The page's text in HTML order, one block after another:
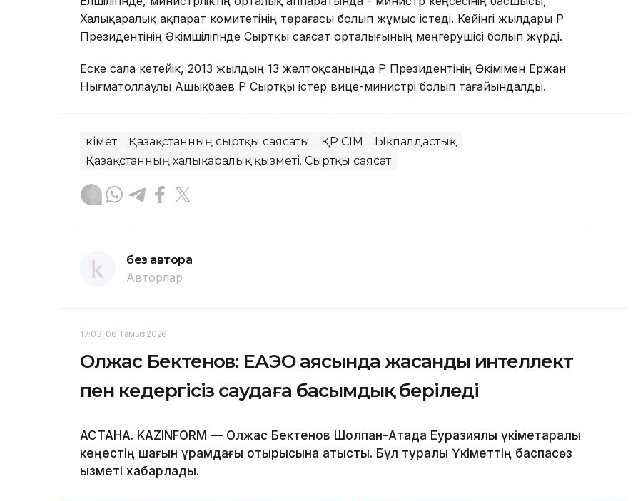
Халықаралық ақпарат комитетінің төрағасы болып жұмыс істеді. Кейінгі жылдары ҚР
Президентінің Әкімшілігінде Сыртқы саясат орталығының меңгерушісі болып жүрді.
Еске сала кетейік, 2013 жылдың 13 желтоқсанында ҚР Президентінің Өкімімен Ержан
Нығматоллаұлы Ашықбаев ҚР Сыртқы істер вице-министрі болып тағайындалды.
Үкімет Қазақстанның сыртқы саясаты ҚР СІМ
Ықпалдастық
Қазақстанның халықаралық қызметі. Сыртқы саясат
без автора
Авторлар
17:03, 06 Тамыз 2026
Олжас Бектенов: ЕАЭО аясында жасанды интеллект
пен кедергісіз саудаға басымдық беріледі
АСТАНА. KAZINFORM — Олжас Бектенов Шолпан-Атада Еуразиялық үкіметаралық
кеңестің шағын құрамдағы отырысына қатысты. Бұл туралы Үкіметтің баспасөз
қызметі хабарлады.